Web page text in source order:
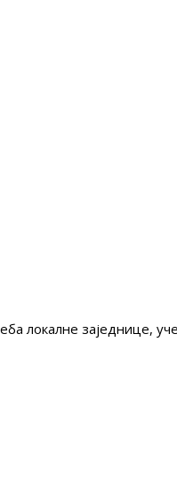
локалне заједнице,